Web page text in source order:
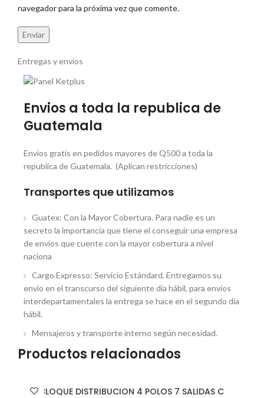
navegador para la próxima vez que comente.
Entregas y envios
Envios a toda la republica de
Guatemala
Envios gratis en pedidos mayores de Q500 a toda la
republica de Guatemala. (Aplican restricciones)
Transportes que utilizamos
Guatex: Con la Mayor Cobertura. Para nadie es un
secreto la importancia que tiene el conseguir una empresa
de envíos que cuente con la mayor cobertura a nivel
naciona
Cargo Expresso: Servicio Estándard. Entregamos su
envio en el transcurso del siguiente dia hábil, para envios
interdepartamentales la entrega se hace en el segundo dia
hábil.
Mensajeros y transporte interno según necesidad.
Productos relacionados
BLOQUE DISTRIBUCION 4 POLOS 7 SALIDAS C